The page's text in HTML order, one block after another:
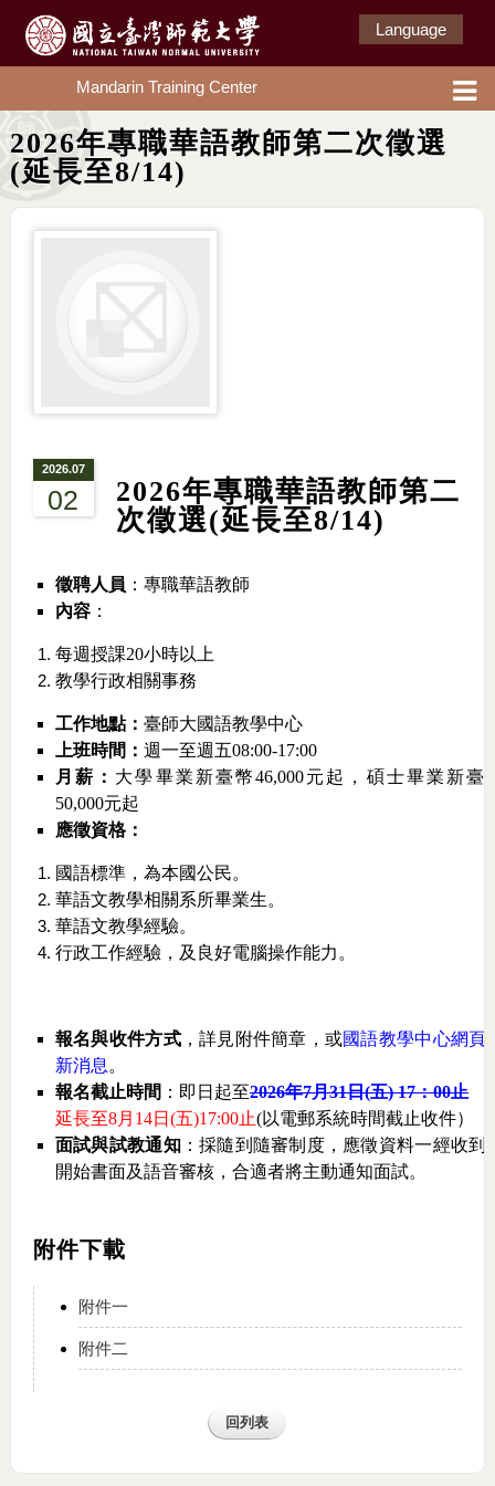
Language
Mandarin Training Center
2026年專職華語教師第二次徵選
(延長至8/14)
2026.07
02
2026年專職華語教師第二
次徵選(延長至8/14)
徵聘人員 ：專職華語教師
內容：
每週授課20小時以上
教學行政相關事務
工作地點： 臺師大國語教學中心
上班時間： 週一至週五08:00-17:00
月薪： 大學畢業新臺幣46,000元起，碩士畢業新臺
50,000元起
應徵資格：
國語標準，為本國公民。
華語文教學相關系所畢業生。
華語文教學經驗。
行政工作經驗，及良好電腦操作能力。
報名與收件方式，詳見附件簡章，或國語教學中心網頁
新消息 。
報名截止時間 ：即日起至2026年7月31日(五)17：00止
延長至8月 14日 (五)17:00止(以電郵系統時間截止收件）
面試與試教通知：採隨到隨審制度，應徵資料一經收到
開始書面及語音審核，合適者將主動通知面試。
附件下載
附件一
附件二
回列表